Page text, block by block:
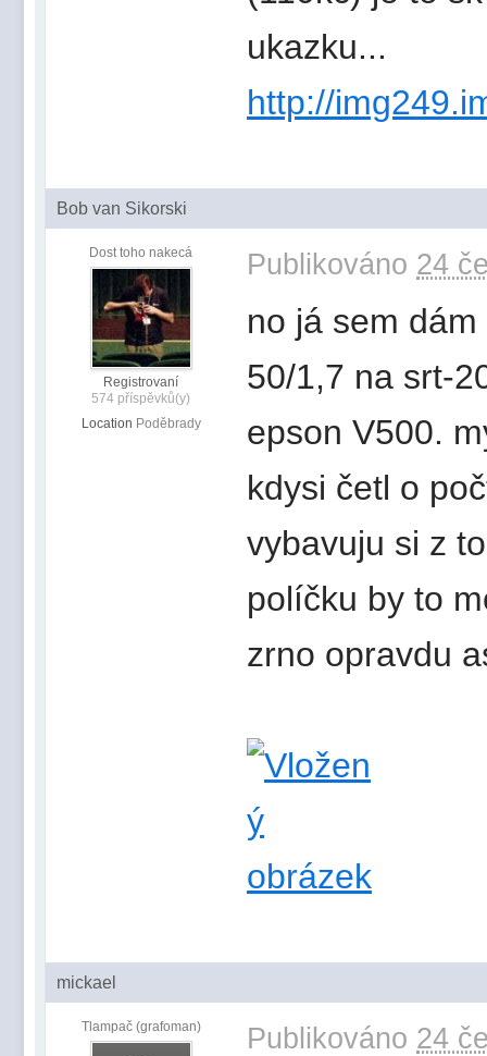
ukazku...
http://
Bob van Sikorski
Dost toho nakecá
Registrovaní
574 příspěvků(y)
Location Poděbrady
Publikováno 24
no já sem
50/1,7 na srt-
epson V500.
kdysi četl o
vybavuju si z
políčku by to
zrno opravdu
mickael
Tlampač (grafoman) Publikováno 24